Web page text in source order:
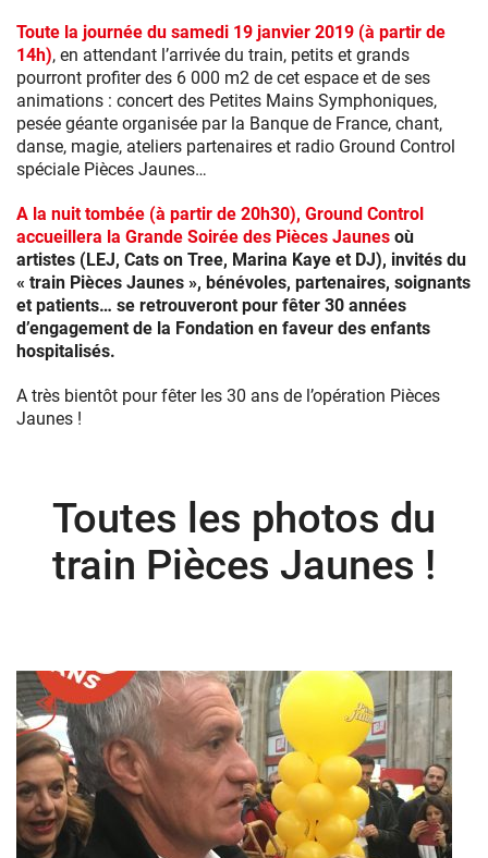
Toute la journée du samedi 19 janvier 2019 (à partir de
14h), en attendant l’arrivée du train, petits et grands
pourront profiter des 6 000 m2 de cet espace et de ses
animations : concert des Petites Mains Symphoniques,
pesée géante organisée par la Banque de France, chant,
danse, magie, ateliers partenaires et radio Ground Control
spéciale Pièces Jaunes…
A la nuit tombée (à partir de 20h30), Ground Control
accueillera la Grande Soirée des Pièces Jaunes où
artistes (LEJ, Cats on Tree, Marina Kaye et DJ), invités du
« train Pièces Jaunes », bénévoles, partenaires, soignants
et patients… se retrouveront pour fêter 30 années
d’engagement de la Fondation en faveur des enfants
hospitalisés.
A très bientôt pour fêter les 30 ans de l’opération Pièces
Jaunes !
Toutes les photos du
train Pièces Jaunes !